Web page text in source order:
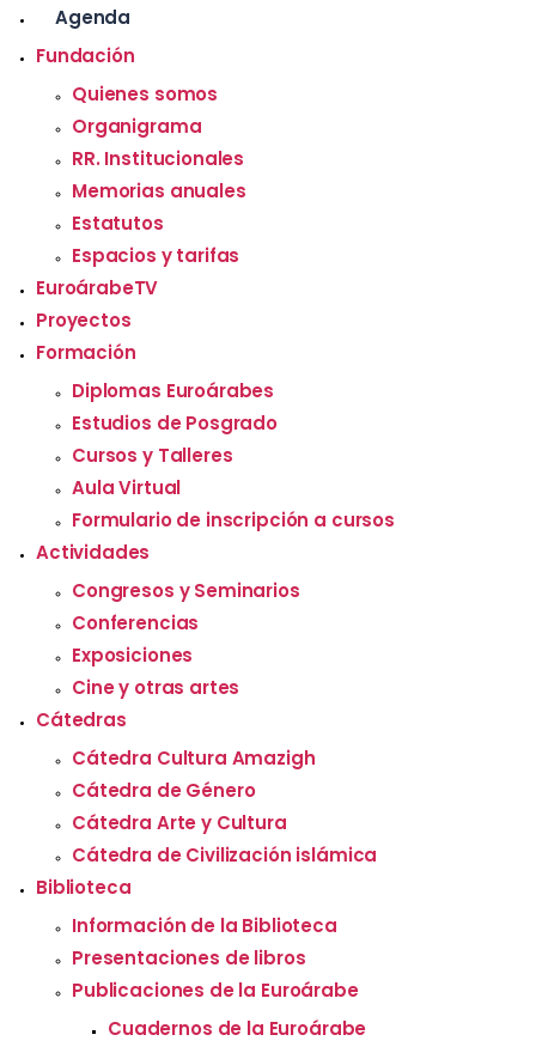
Agenda
Fundación
Quienes somos
Organigrama
RR. Institucionales
Memorias anuales
Estatutos
Espacios y tarifas
EuroárabeTV
Proyectos
Formación
Diplomas Euroárabes
Estudios de Posgrado
Cursos y Talleres
Aula Virtual
Formulario de inscripción a cursos
Actividades
Congresos y Seminarios
Conferencias
Exposiciones
Cine y otras artes
Cátedras
Cátedra Cultura Amazigh
Cátedra de Género
Cátedra Arte y Cultura
Cátedra de Civilización islámica
Biblioteca
Información de la Biblioteca
Presentaciones de libros
Publicaciones de la Euroárabe
Cuadernos de la Euroárabe